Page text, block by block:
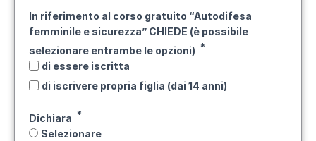
In riferimento al corso gratuito “Autodifesa
femminile e sicurezza” CHIEDE (è possibile
selezionare entrambe le opzioni)
di essere iscritta
di iscrivere propria figlia (dai 14 anni)
Dichiara
Selezionare